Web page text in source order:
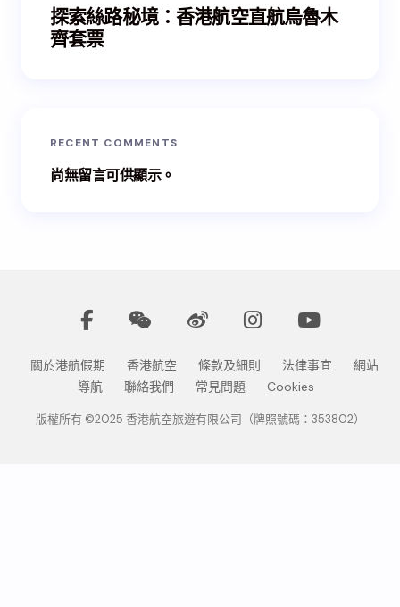
探索絲路秘境：香港航空直航烏魯木
齊套票
RECENT COMMENTS
尚無留言可供顯示。
關於港航假期 香港航空 條款及細則 法律事宜
網站
導航
聯絡我們 常見問題 Cookies
版權所有 ©2025 香港航空旅遊有限公司（牌照號碼：353802）